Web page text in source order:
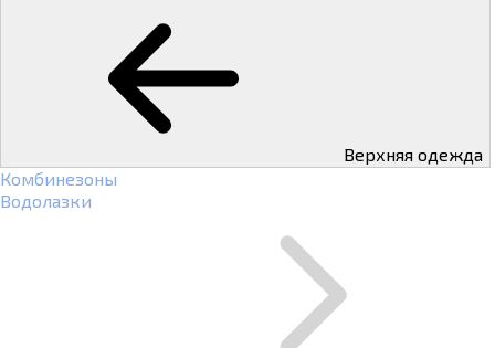
Верхняя одежда
Комбинезоны
Водолазки